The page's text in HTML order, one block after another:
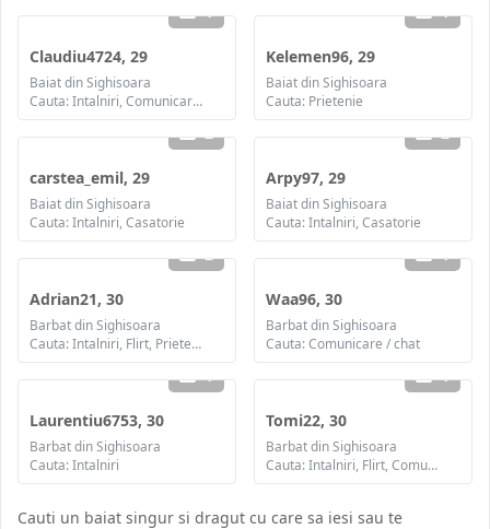
1
Claudiu4724, 29
Baiat din Sighisoara
Cauta: Intalniri, Comunicare / chat, Prietenie
1
Kelemen96, 29
Baiat din Sighisoara
Cauta: Prietenie
2
carstea_emil, 29
Baiat din Sighisoara
Cauta: Intalniri, Casatorie
2
Arpy97, 29
Baiat din Sighisoara
Cauta: Intalniri, Casatorie
2
Adrian21, 30
Barbat din Sighisoara
Cauta: Intalniri, Flirt, Prietenie
1
Waa96, 30
Barbat din Sighisoara
Cauta: Comunicare / chat
1
Laurentiu6753, 30
Barbat din Sighisoara
Cauta: Intalniri
1
Tomi22, 30
Barbat din Sighisoara
Cauta: Intalniri, Flirt, Comunicare / chat
Cauti un baiat singur si dragut cu care sa iesi sau te